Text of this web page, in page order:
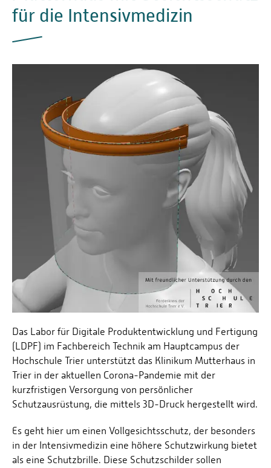
für die Intensivmedizin
Das Labor für Digitale Produktentwicklung und Fertigung
(LDPF) im Fachbereich Technik am Hauptcampus der
Hochschule Trier unterstützt das Klinikum Mutterhaus in
Trier in der aktuellen Corona-Pandemie mit der
kurzfristigen Versorgung von persönlicher
Schutzausrüstung, die mittels 3D-Druck hergestellt wird.
Es geht hier um einen Vollgesichtsschutz, der besonders
in der Intensivmedizin eine höhere Schutzwirkung bietet
als eine Schutzbrille. Diese Schutzschilder sollen